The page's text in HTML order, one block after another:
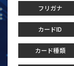
フリガナ
カードID
カード種類